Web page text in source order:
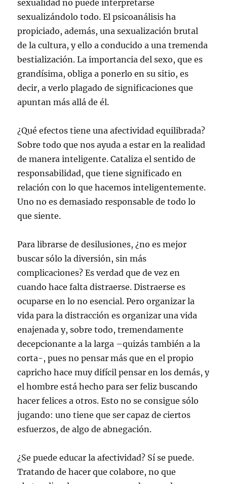
sexualidad no puede interpretarse
sexualizándolo todo. El psicoanálisis ha
propiciado, además, una sexualización brutal
de la cultura, y ello a conducido a una tremenda
bestialización. La importancia del sexo, que es
grandísima, obliga a ponerlo en su sitio, es
decir, a verlo plagado de significaciones que
apuntan más allá de él.
¿Qué efectos tiene una afectividad equilibrada?
Sobre todo que nos ayuda a estar en la realidad
de manera inteligente. Cataliza el sentido de
responsabilidad, que tiene significado en
relación con lo que hacemos inteligentemente.
Uno no es demasiado responsable de todo lo
que siente.
Para librarse de desilusiones, ¿no es mejor
buscar sólo la diversión, sin más
complicaciones? Es verdad que de vez en
cuando hace falta distraerse. Distraerse es
ocuparse en lo no esencial. Pero organizar la
vida para la distracción es organizar una vida
enajenada y, sobre todo, tremendamente
decepcionante a la larga –quizás también a la
corta-, pues no pensar más que en el propio
capricho hace muy difícil pensar en los demás, y
el hombre está hecho para ser feliz buscando
hacer felices a otros. Esto no se consigue sólo
jugando: uno tiene que ser capaz de ciertos
esfuerzos, de algo de abnegación.
¿Se puede educar la afectividad? Sí se puede.
Tratando de hacer que colabore, no que